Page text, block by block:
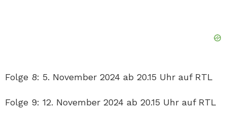
Folge 8: 5. November 2024 ab 20.15 Uhr auf RTL
Folge 9: 12. November 2024 ab 20.15 Uhr auf RTL